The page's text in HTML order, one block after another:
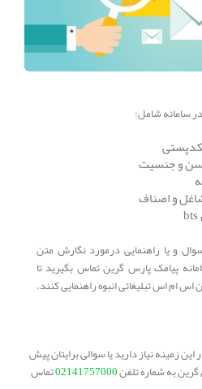
سامانه شامل:
و جنسیت
و اصناف
و یا راهنمایی درمورد نگارش متن
پیامک پارس گرین تماس بگیرید تا
ام اس تبلیغاتی انبوه راهنمایی کنند.
زمینه نیاز دارید یا سوالی برایتان پیش
به شماره تلفن02141757000تماس